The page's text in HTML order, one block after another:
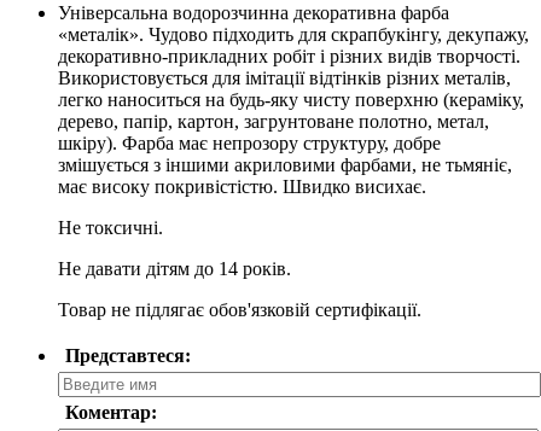
Універсальна водорозчинна декоративна фарба
«металік». Чудово підходить для скрапбукінгу, декупажу,
декоративно-прикладних робіт і різних видів творчості.
Використовується для імітації відтінків різних металів,
легко наноситься на будь-яку чисту поверхню (кераміку,
дерево, папір, картон, загрунтоване полотно, метал,
шкіру). Фарба має непрозору структуру, добре
змішується з іншими акриловими фарбами, не тьмяніє,
має високу покривістістю. Швидко висихає.
Не токсичні.
Не давати дітям до 14 років.
Товар не підлягає обов'язковій сертифікації.
Представтеся:
Коментар: